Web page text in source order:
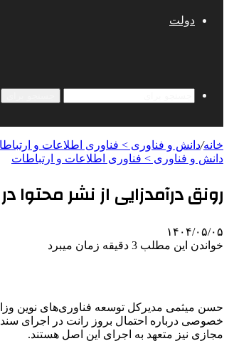
دولت
خانه/دانش و فناوری > فناوری اطلاعات و
دانش و فناوری > فناوری اطلاعات و ارتباطات
رونق درآمدزایی از نشر محتوا
۱۴۰۴/۰۵/۰۵
خواندن این مطلب 3 دقیقه زمان میبرد
حسن میثمی مدیرکل توسعه فناوری‌های نوین
خصوصی درباره احتمال بروز رانت در اجرای
مجازی نیز متعهد به اجرای این اصل هستند.